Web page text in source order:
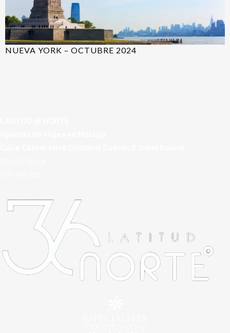
NUEVA YORK – OCTUBRE 2024